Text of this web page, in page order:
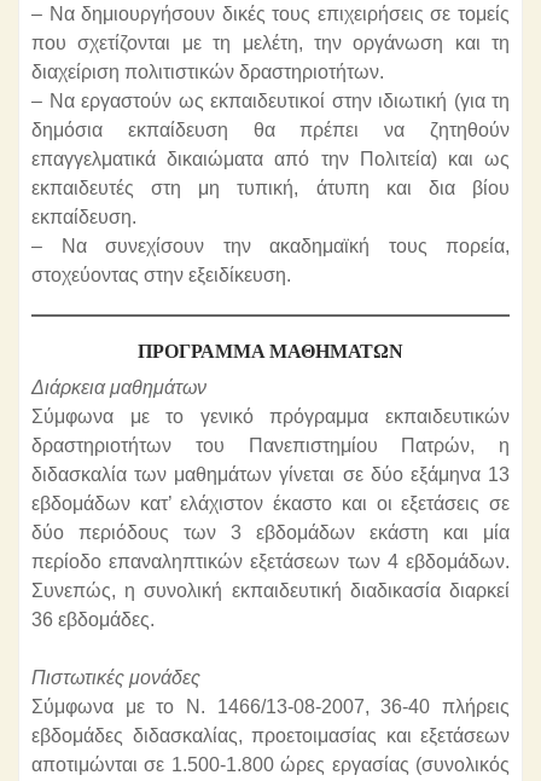
– Να δημιουργήσουν δικές τους επιχειρήσεις σε τομείς
που σχετίζονται με τη μελέτη, την οργάνωση και τη
διαχείριση πολιτιστικών δραστηριοτήτων.
– Να εργαστούν ως εκπαιδευτικοί στην ιδιωτική (για τη
δημόσια εκπαίδευση θα πρέπει να ζητηθούν
επαγγελματικά δικαιώματα από την Πολιτεία) και ως
εκπαιδευτές στη μη τυπική, άτυπη και δια βίου
εκπαίδευση.
– Να συνεχίσουν την ακαδημαϊκή τους πορεία,
στοχεύοντας στην εξειδίκευση.
ΠΡΌΓΡΑΜΜΑ ΜΑΘΗΜΆΤΩΝ
Διάρκεια μαθημάτων
Σύμφωνα με το γενικό πρόγραμμα εκπαιδευτικών
δραστηριοτήτων του Πανεπιστημίου Πατρών, η
διδασκαλία των μαθημάτων γίνεται σε δύο εξάμηνα 13
εβδομάδων κατ’ ελάχιστον έκαστο και οι εξετάσεις σε
δύο περιόδους των 3 εβδομάδων εκάστη και μία
περίοδο επαναληπτικών εξετάσεων των 4 εβδομάδων.
Συνεπώς, η συνολική εκπαιδευτική διαδικασία διαρκεί
36 εβδομάδες.
Πιστωτικές μονάδες
Σύμφωνα με το Ν. 1466/13-08-2007, 36-40 πλήρεις
εβδομάδες διδασκαλίας, προετοιμασίας και εξετάσεων
αποτιμώνται σε 1.500-1.800 ώρες εργασίας (συνολικός